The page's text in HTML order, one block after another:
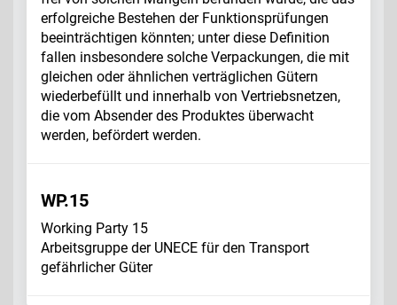
erfolgreiche Bestehen der Funktionsprüfungen
beeinträchtigen könnten; unter diese Definition
fallen insbesondere solche Verpackungen, die mit
gleichen oder ähnlichen verträglichen Gütern
wiederbefüllt und innerhalb von Vertriebsnetzen,
die vom Absender des Produktes überwacht
werden, befördert werden.
WP.15
Working Party 15
Arbeitsgruppe der UNECE für den Transport
gefährlicher Güter